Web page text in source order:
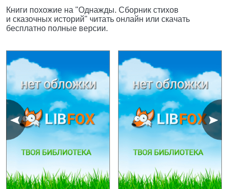
Книги похожие на "Однажды. Сборник стихов
и сказочных историй" читать онлайн или скачать
бесплатно полные версии.